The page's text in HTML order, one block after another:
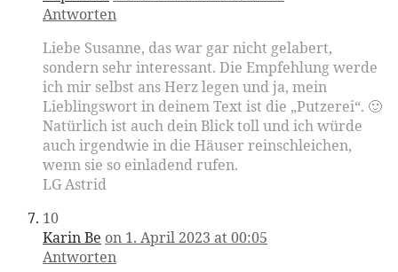
Antworten
Liebe Susanne, das war gar nicht gelabert,
sondern sehr interessant. Die Empfehlung werde
ich mir selbst ans Herz legen und ja, mein
Lieblingswort in deinem Text ist die „Putzerei“. 🙂
Natürlich ist auch dein Blick toll und ich würde
auch irgendwie in die Häuser reinschleichen,
wenn sie so einladend rufen.
LG Astrid
10
Karin Be on 1. April 2023 at 00:05
Antworten